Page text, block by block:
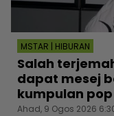
MSTAR | HIBURAN
Salah
dapat mesej
kumpulan pop
Ahad, 9 Ogos 2026